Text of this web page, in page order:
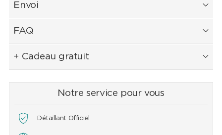
Envoi
FAQ
+ Cadeau gratuit
Notre service pour vous
Détaillant Officiel